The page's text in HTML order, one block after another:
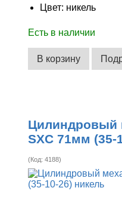
Цвет: никель
Есть в наличии
В корзину
Цилиндровый
SXC 71мм (35-
(Код:4188)